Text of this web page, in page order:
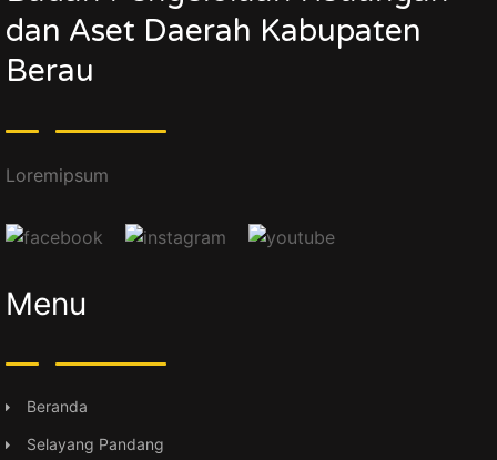
dan Aset Daerah Kabupaten
Berau
Loremipsum
Menu
Beranda
Selayang Pandang